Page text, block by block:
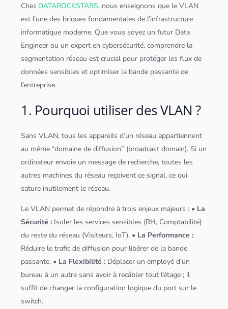
Chez DATAROCKSTARS, nous enseignons que le VLAN
est l’une des briques fondamentales de l’infrastructure
informatique moderne. Que vous soyez un futur Data
Engineer ou un expert encybersécurité, comprendre la
segmentation réseau est crucial pour protéger les flux de
données sensibles et optimiser la bande passante de
l’entreprise.
1. Pourquoi utiliser des VLAN ?
Sans VLAN, tous les appareils d’un réseau appartiennent
au même “domaine de diffusion” (broadcast domain). Si un
ordinateur envoie un message de recherche, toutes les
autres machines du réseau reçoivent ce signal, ce qui
sature inutilement le réseau.
Le VLAN permet de répondre à trois enjeux majeurs : • La
Sécurité : Isoler les services sensibles (RH, Comptabilité)
du reste du réseau (Visiteurs, IoT). • La Performance :
Réduire le trafic de diffusion pour libérer de la bande
passante. • La Flexibilité : Déplacer un employé d’un
bureau à un autre sans avoir à recâbler tout l’étage ; il
suffit de changer la configuration logique du port sur le
switch.